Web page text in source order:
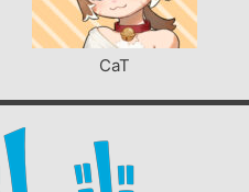
CaT